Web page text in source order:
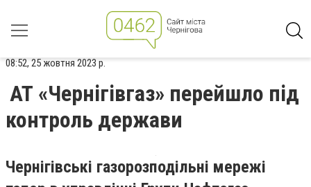
08:52, 25 жовтня 2023 р.
АТ «Чернігівгаз» перейшло під
контроль держави
Чернігівські газорозподільні мережі